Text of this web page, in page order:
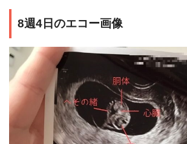
8週4日のエコー画像